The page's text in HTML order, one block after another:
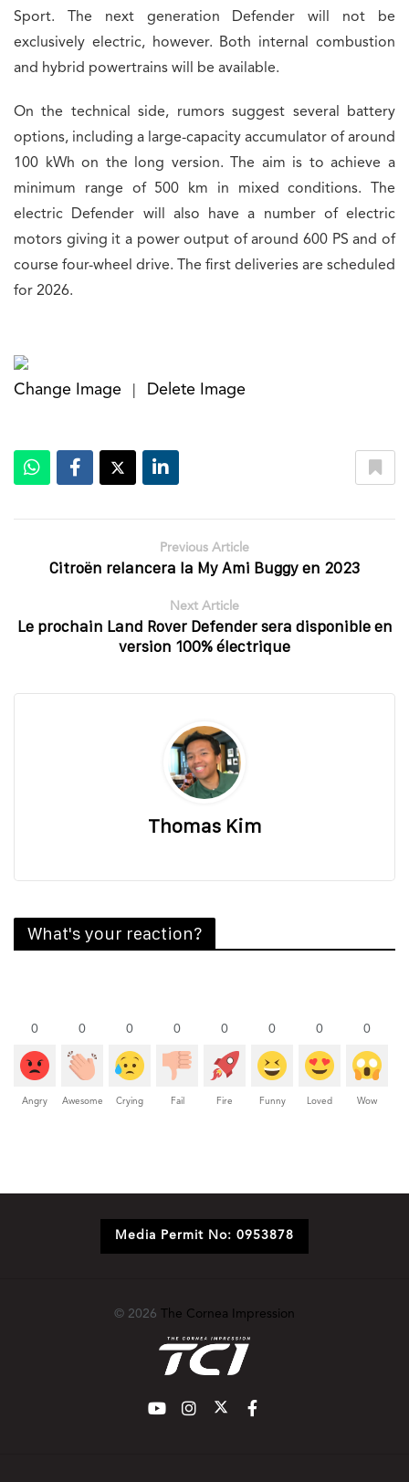
Sport. The next generation Defender will not be
exclusively electric, however. Both internal combustion
and hybrid powertrains will be available.
On the technical side, rumors suggest several battery
options, including a large-capacity accumulator of around
100 kWh on the long version. The aim is to achieve a
minimum range of 500 km in mixed conditions. The
electric Defender will also have a number of electric
motors giving it a power output of around 600 PS and of
course four-wheel drive. The first deliveries are scheduled
for 2026.
Change Image Delete Image
Previous Article
Citroën relancera la My Ami Buggy en 2023
Next Article
Le prochain Land Rover Defender sera disponible en
version 100% électrique
Thomas Kim
What's your reaction?
0
Angry
0
Awesome
0
Crying
0
Fail
0
Fire
0
Funny
0
Loved
0
Wow
Media Permit No: 0953878
© 2026 The Cornea Impression